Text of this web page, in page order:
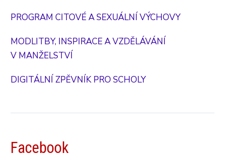
PROGRAM CITOVÉ A SEXUÁLNÍ VÝCHOVY
MODLITBY, INSPIRACE A VZDĚLÁVÁNÍ
V MANŽELSTVÍ
DIGITÁLNÍ ZPĚVNÍK PRO SCHOLY
Facebook